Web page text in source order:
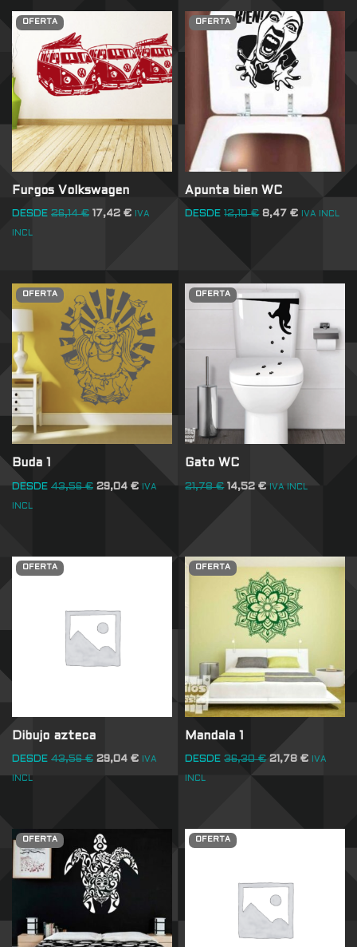
OFERTA
Furgos Volkswagen
DESDE 26,14€ 17,42 € IVA
INCL
OFERTA
Apunta bien WC
DESDE 12,10€ 8,47€ IVA INCL
OFERTA
Buda 1
DESDE 43,56€ 29,04 € IVA
INCL
OFERTA
Gato WC
21,78€ 14,52€ IVA INCL
OFERTA
Dibujo azteca
DESDE 43,56€ 29,04 € IVA
INCL
OFERTA
Mandala 1
DESDE 36,30€ 21,78€ IVA
INCL
OFERTA OFERTA